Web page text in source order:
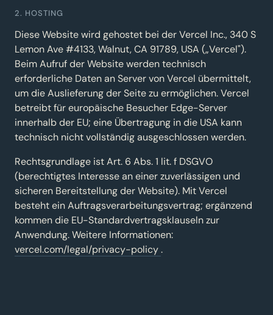
2. HOSTING
Diese Website wird gehostet bei der Vercel Inc., 340 S
Lemon Ave #4133, Walnut, CA 91789, USA („Vercel").
Beim Aufruf der Website werden technisch
erforderliche Daten an Server von Vercel übermittelt,
um die Auslieferung der Seite zu ermöglichen. Vercel
betreibt für europäische Besucher Edge-Server
innerhalb der EU; eine Übertragung in die USA kann
technisch nicht vollständig ausgeschlossen werden.
Rechtsgrundlage ist Art. 6 Abs. 1 lit. f DSGVO
(berechtigtes Interesse an einer zuverlässigen und
sicheren Bereitstellung der Website). Mit Vercel
besteht ein Auftragsverarbeitungsvertrag; ergänzend
kommen die EU-Standardvertragsklauseln zur
Anwendung. Weitere Informationen:
vercel.com/legal/privacy-policy.